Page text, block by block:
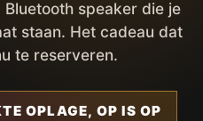
speaker die je
staan. Het cadeau dat
te reserveren.
OPLAGE, OP IS OP